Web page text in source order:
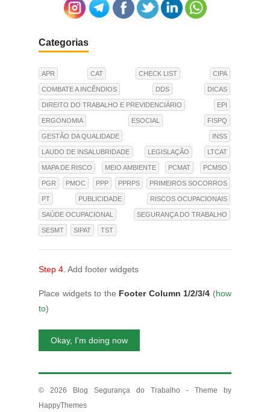
Categorias
APR CAT CHECK LIST CIPA
COMBATE A INCÊNDIOS DDS DICAS
DIREITO DO TRABALHO E PREVIDENCIÁRIO EPI
ERGONOMIA ESOCIAL FISPQ
GESTÃO DA QUALIDADE INSS
LAUDO DE INSALUBRIDADE LEGISLAÇÃO LTCAT
MAPA DE RISCO MEIO AMBIENTE PCMAT PCMSO
PGR PMOC PPP PPRPS PRIMEIROS SOCORROS
PT PUBLICIDADE RISCOS OCUPACIONAIS
SAÚDE OCUPACIONAL SEGURANÇA DO TRABALHO
SESMT SIPAT TST
Step 4. Add footer widgets
Place widgets to the Footer Column 1/2/3/4 (how
to)
Okay, I'm doing now
© 2026 Blog Segurança do Trabalho - Theme by
HappyThemes